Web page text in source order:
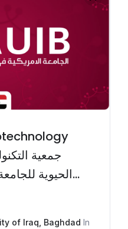
الحيوية
of Iraq, Baghdad In